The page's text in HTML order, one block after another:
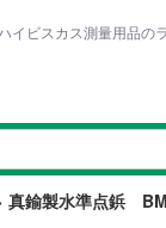
ビスカス測量用品の
真鍮製水準点鋲